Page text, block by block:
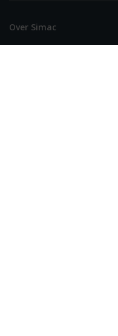
Over Simac